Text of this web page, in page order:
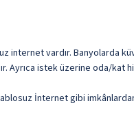
internet vardır. Banyolarda
Ayrıca istek üzerine oda/
İnternet gibi